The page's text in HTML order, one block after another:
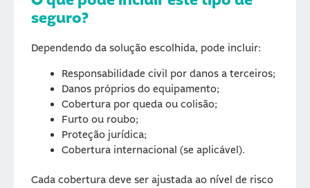
seguro?
Dependendo da solução escolhida, pode incluir:
Responsabilidade civil por danos a terceiros;
Danos próprios do equipamento;
Cobertura por queda ou colisão;
Furto ou roubo;
Proteção jurídica;
Cobertura internacional (se aplicável).
Cada cobertura deve ser ajustada ao nível de risco